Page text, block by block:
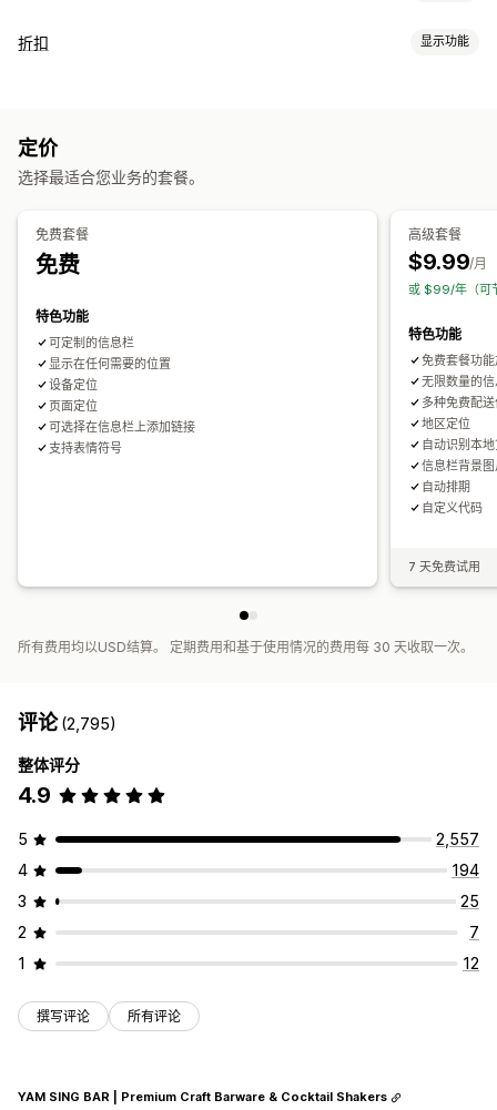
横幅类型
横幅位置
自定义 CSS
表情符号 多语言
分析和报告
A/B 测试
折扣 显示功能
运费折扣
标记
跟踪 报告
定价
选择最适合您业务的套餐。
免费套餐
免费
特色功能
可定制的信息栏
显示在任何需要的位置
设备定位
页面定位
可选择在信息栏上添加链接
支持表情符号
高级套餐
$9.99/月
或 $99/年（可
特色功能
免费套餐功
无限数量的
多种免费配
地区定位
自动识别本
信息栏背景
自动排期
自定义代码
7 天免费试用
所有费用均以USD结算。 定期费用和基于使用情况的费用每 30 天收取一次。
评论(2,795)
整体评分
4.9
5
2,557
4
194
3
25
2
7
1
12
撰写评论 所有评论
YAM SING BAR | Premium Craft Barware & Cocktail Shakers